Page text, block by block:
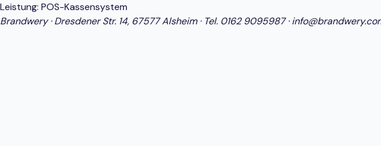
Leistung: POS-Kassensystem
Brandwery · Dresdener Str. 14, 67577 Alsheim · Tel. 0162 9095987·